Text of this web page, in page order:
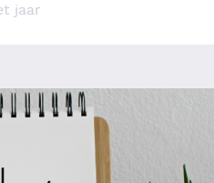
jaar